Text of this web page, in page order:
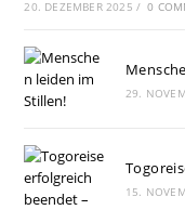
20. DEZEMBER 2025 / 0
29.
15.